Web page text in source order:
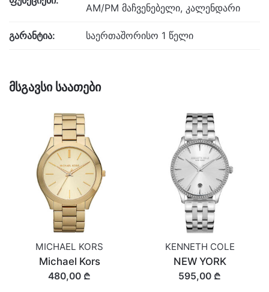
AM/PM მაჩვენებელი, კალენდარი
გარანტია: საერთაშორისო 1 წელი
მსგავსი საათები
MICHAEL KORS
Michael Kors
480,00 ₾
KENNETH COLE
NEW YORK
595,00 ₾